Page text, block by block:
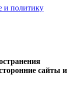
и политику
сайты и